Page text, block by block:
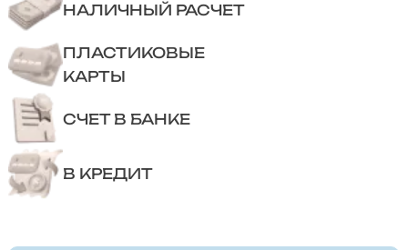
НАЛИЧНЫЙ РАСЧЕТ
ПЛАСТИКОВЫЕ
КАРТЫ
СЧЕТ В БАНКЕ
В КРЕДИТ